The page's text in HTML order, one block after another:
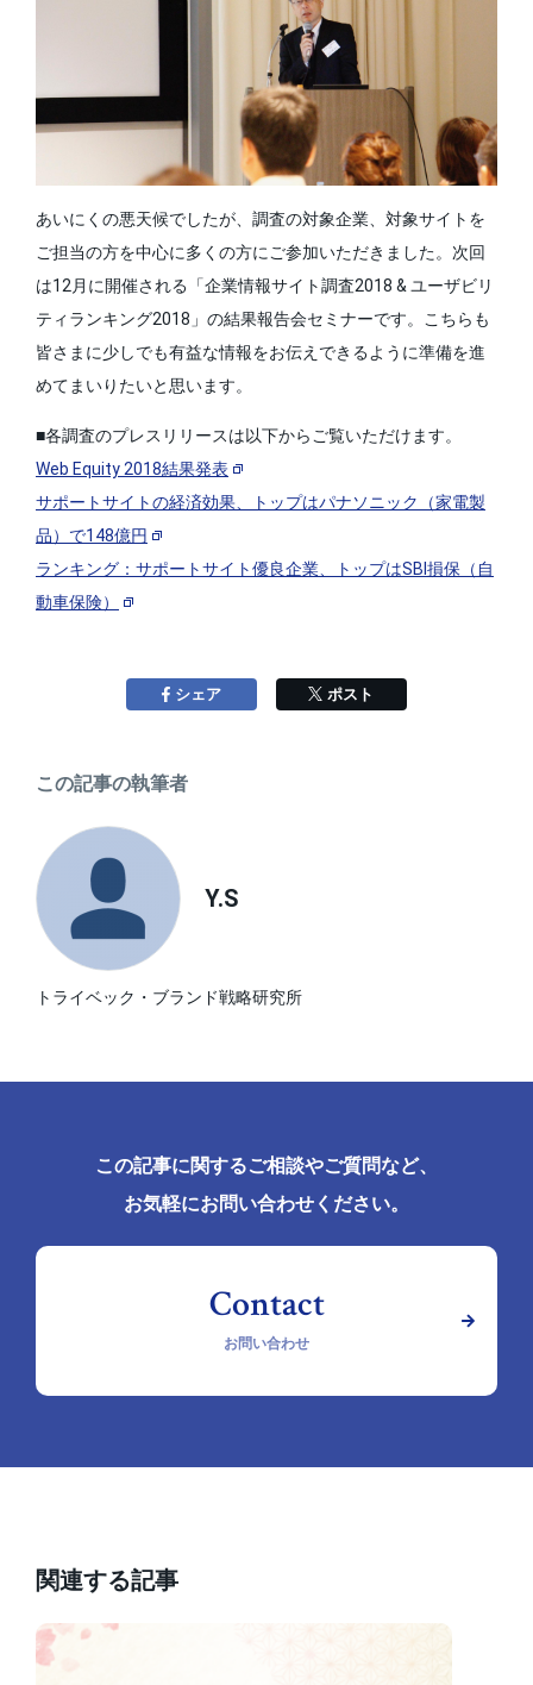
あいにくの悪天候でしたが、調査の対象企業、対象サイトを
ご担当の方を中心に多くの方にご参加いただきました。次回
は12月に開催される「企業情報サイト調査2018 & ユーザビリ
ティランキング2018」の結果報告会セミナーです。こちらも
皆さまに少しでも有益な情報をお伝えできるように準備を進
めてまいりたいと思います。
■各調査のプレスリリースは以下からご覧いただけます。
Web Equity 2018結果発表
サポートサイトの経済効果、トップはパナソニック（家電製
品）で148億円
ランキング：サポートサイト優良企業、トップはSBI損保（自
動車保険）
Facebookで
シェアする Xで
ポスト
この記事の執筆者
Y.S
トライベック・ブランド戦略研究所
この記事に関するご相談やご質問など、
お気軽にお問い合わせください。
お問い合わせ
関連する記事